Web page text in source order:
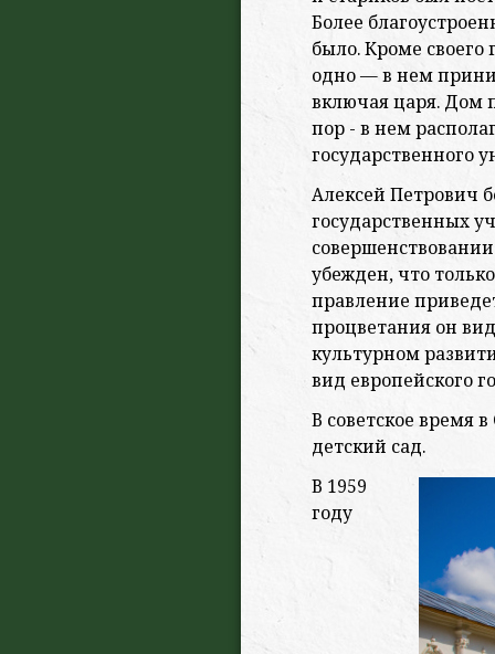
Более
было. Кроме
одно — в нем
включая царя. Дом
пор - в нем
государственного
Алексей Петрович
государственных
убежден, что
правление
процветания он
культурном
вид европейского
В советское время
детский сад.
В 1959
году